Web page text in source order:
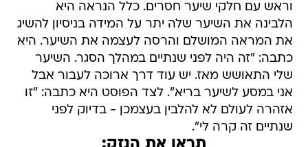
וראש עם חלקי שיער חסרים. כלל הנראה היא
הלבינה את השיער שלה יתר על המידה בניסיון להשיג
את המראה המושלם והרסה לעצמה את השיער. היא
כתבה: "זה היה לפני שנתיים במהלך הסגר. השיער
שלי התאושש מאז. יש עוד דרך ארוכה לעבור אבל
אני במסע לשיער בריא". לצד הפוסט היא כתבה: "זו
אזהרה לעולם לא להלבין בעצמכן - בדיוק לפני
שנתיים זה קרה לי".